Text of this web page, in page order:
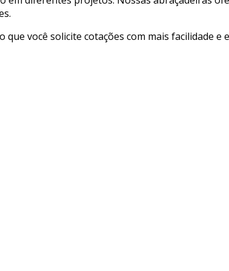
você solicite cotações com mais facilidade